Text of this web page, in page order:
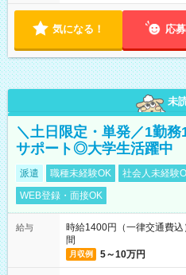
気になる！ 応
未
＼土日限定・単発／1勤
サポート◎大学生活躍中
派遣 職種未経験OK 社会人未経験
WEB登録・面接OK
給与
時給1400円（一律交通費
間
月収例 5～10万円